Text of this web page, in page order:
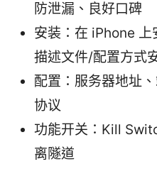
防泄漏、良好口碑
安装：在 iPhone 上
描述文件/配置方式
配置：服务器地址
协议
功能开关：Kill
离隧道